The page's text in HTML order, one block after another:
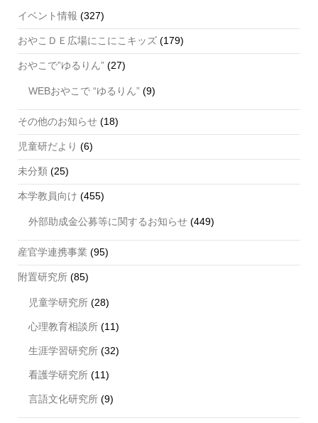
イベント情報 (327)
おやこＤＥ広場にこにこキッズ (179)
おやこで”ゆるりん” (27)
WEBおやこで “ゆるりん” (9)
その他のお知らせ (18)
児童研だより (6)
未分類 (25)
本学教員向け (455)
外部助成金公募等に関するお知らせ (449)
産官学連携事業 (95)
附置研究所 (85)
児童学研究所 (28)
心理教育相談所 (11)
生涯学習研究所 (32)
看護学研究所 (11)
言語文化研究所 (9)